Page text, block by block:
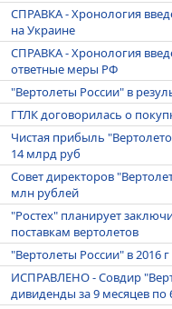
СПРАВКА - Хронология
на Украине
СПРАВКА - Хронология
ответные меры РФ
"Вертолеты России" в
ГТЛК договорилась о
Чистая прибыль
14 млрд руб
Совет директоров
млн рублей
"Ростех" планирует
поставкам вертолетов
"Вертолеты России" в 2016
ИСПРАВЛЕНО - Совдир
дивиденды за 9 месяцев по